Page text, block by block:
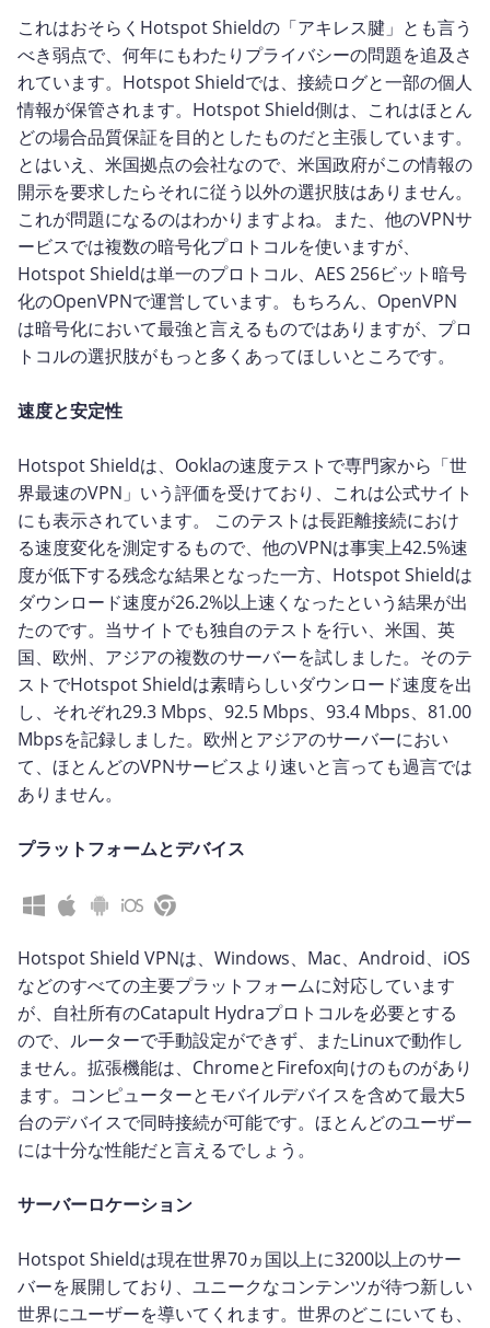
これはおそらくHotspot Shieldの「アキレス腱」とも言う
べき弱点で、何年にもわたりプライバシーの問題を追及さ
れています。Hotspot Shieldでは、接続ログと一部の個人
情報が保管されます。Hotspot Shield側は、これはほとん
どの場合品質保証を目的としたものだと主張しています。
とはいえ、米国拠点の会社なので、米国政府がこの情報の
開示を要求したらそれに従う以外の選択肢はありません。
これが問題になるのはわかりますよね。また、他のVPNサ
ービスでは複数の暗号化プロトコルを使いますが、
Hotspot Shieldは単一のプロトコル、AES 256ビット暗号
化のOpenVPNで運営しています。もちろん、OpenVPN
は暗号化において最強と言えるものではありますが、プロ
トコルの選択肢がもっと多くあってほしいところです。
速度と安定性
Hotspot Shieldは、Ooklaの速度テストで専門家から「世
界最速のVPN」いう評価を受けており、これは公式サイト
にも表示されています。 このテストは長距離接続におけ
る速度変化を測定するもので、他のVPNは事実上42.5%速
度が低下する残念な結果となった一方、Hotspot Shieldは
ダウンロード速度が26.2%以上速くなったという結果が出
たのです。当サイトでも独自のテストを行い、米国、英
国、欧州、アジアの複数のサーバーを試しました。そのテ
ストでHotspot Shieldは素晴らしいダウンロード速度を出
し、それぞれ29.3 Mbps、92.5 Mbps、93.4 Mbps、81.00
Mbpsを記録しました。欧州とアジアのサーバーにおい
て、ほとんどのVPNサービスより速いと言っても過言では
ありません。
プラットフォームとデバイス
Hotspot Shield VPNは、Windows、Mac、Android、iOS
などのすべての主要プラットフォームに対応しています
が、自社所有のCatapult Hydraプロトコルを必要とする
ので、ルーターで手動設定ができず、またLinuxで動作し
ません。拡張機能は、ChromeとFirefox向けのものがあり
ます。コンピューターとモバイルデバイスを含めて最大5
台のデバイスで同時接続が可能です。ほとんどのユーザー
には十分な性能だと言えるでしょう。
サーバーロケーション
Hotspot Shieldは現在世界70ヵ国以上に3200以上のサー
バーを展開しており、ユニークなコンテンツが待つ新しい
世界にユーザーを導いてくれます。世界のどこにいても、